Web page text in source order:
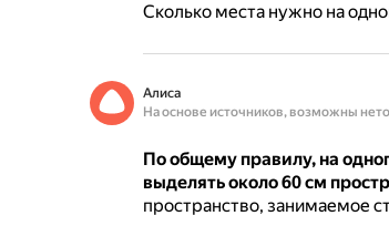
Сколько места нужно на
Алиса
На основе источников, возможны
По общему правилу, на
выделять около 60 см
пространство, занимаемое